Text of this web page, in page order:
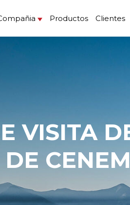
Productos Clientes
DE CENEM